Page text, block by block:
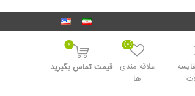
علاقه مندی
ها
(0)
0
قیمت تماس بگیرید